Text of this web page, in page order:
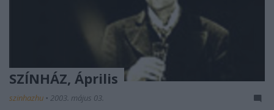
SZÍNHÁZ, Április
szinhazhu • 2003. május 03.